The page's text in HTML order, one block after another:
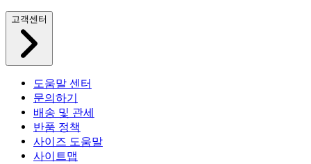
고객센터
도움말 센터
문의하기
배송 및 관세
반품 정책
사이즈 도움말
사이트맵